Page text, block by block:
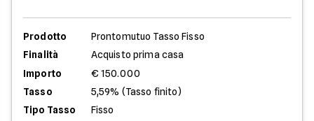
Prodotto
Prontomutuo Tasso Fisso
Finalità
Acquisto prima casa
Importo
€ 150.000
Tasso
5,59% (Tasso finito)
Tipo Tasso
Fisso